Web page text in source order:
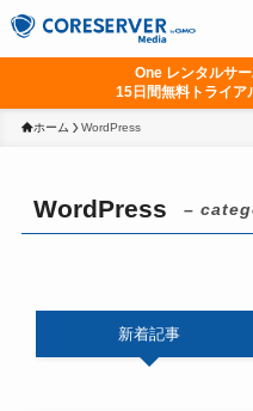
One レンタルサ
15日間無料トライア
ホーム WordPress
WordPress –
新着記事